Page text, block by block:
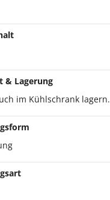
& Lagerung
im Kühlschrank lagern.